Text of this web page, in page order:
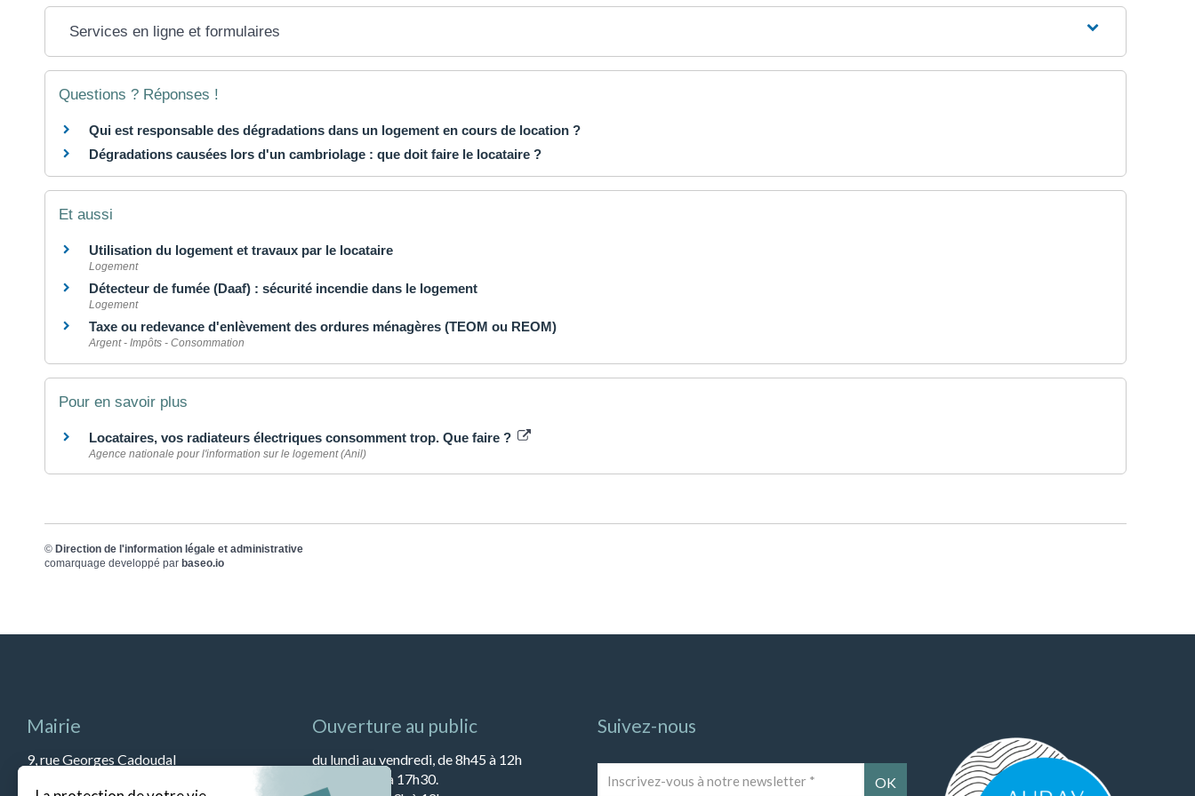
Services en ligne et formulaires
Questions ? Réponses !
Qui est responsable des dégradations dans un logement en cours de location ?
Dégradations causées lors d'un cambriolage : que doit faire le locataire ?
Et aussi
Utilisation du logement et travaux par le locataire
Logement
Détecteur de fumée (Daaf) : sécurité incendie dans le logement
Logement
Taxe ou redevance d'enlèvement des ordures ménagères (TEOM ou REOM)
Argent - Impôts - Consommation
Pour en savoir plus
Locataires, vos radiateurs électriques consomment trop. Que faire ?
Agence nationale pour l'information sur le logement (Anil)
© Direction de l'information légale et administrative
comarquage developpé par baseo.io
Mairie
9, rue Georges Cadoudal
Ouverture au public
du lundi au vendredi, de 8h45 à 12h
et de 13h45 à 17h30.
Suivez-nous
vous